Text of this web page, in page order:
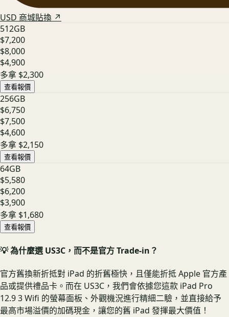
USD 商城貼換 ↗
512GB
$7,200
$8,000
$4,900
多拿 $2,300
查看報價
256GB
$6,750
$7,500
$4,600
多拿 $2,150
查看報價
64GB
$5,580
$6,200
$3,900
多拿 $1,680
查看報價
💡 為什麼選 US3C，而不是官方 Trade-in？
官方舊換新折抵對 iPad 的折舊極快，且僅能折抵 Apple 官方產
品或提供禮品卡。而在 US3C，我們會依據您這款 iPad Pro
12.9 3 Wifi 的螢幕面板、外觀機況進行精細二驗，並直接給予
最高市場溢價的加碼現金，讓您的舊 iPad 發揮最大價值！